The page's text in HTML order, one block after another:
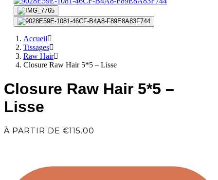
Accueil
Tissages
Raw Hair
Closure Raw Hair 5*5 – Lisse
Closure Raw Hair 5*5 –
Lisse
À PARTIR DE €115.00